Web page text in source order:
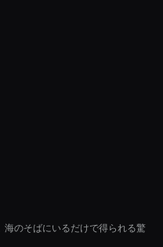
海のそばにいるだけで得られる驚